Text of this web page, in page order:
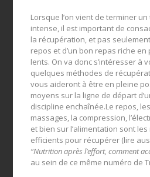
Lorsque l’on vient de terminer
intense, il est important de
la récupération, et pas
repos et d’un bon repas riche
lents. On va donc s’intéresser à
quelques méthodes de
vous aideront à être en pleine
moyens sur la ligne de départ
discipline enchaînée.Le repos,
massages, la compression,
et bien sur l’alimentation sont
efficients pour récupérer (lire
“Nutrition après l’effort, comment
au sein de ce même numéro de